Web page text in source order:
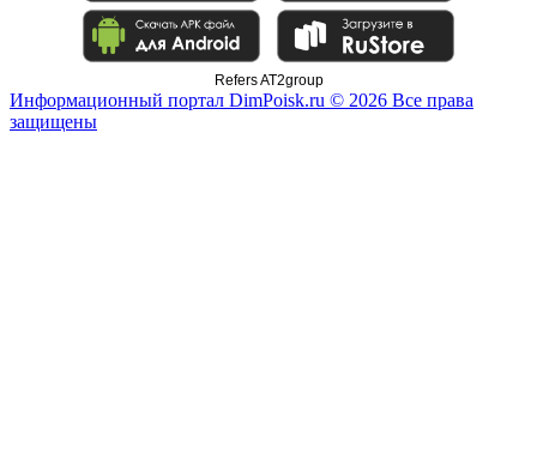
Refers AT2group
Информационный портал DimPoisk.ru © 2026 Все права
защищены